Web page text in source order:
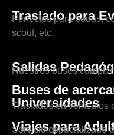
Traslado para
Perfectos para bodas,
scout, etc.
Salidas
Nuestros buses
Buses de
Universidades
Traslados en vehículos
Viajes para
Servicio especializado